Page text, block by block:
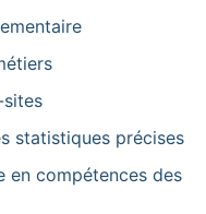
statistiques précises
en compétences des